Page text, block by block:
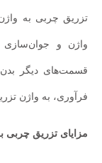
تزریق چربی به
واژن و
قسمت‌های دیگر
فرآوری، به واژن
مزایای تزریق چربی